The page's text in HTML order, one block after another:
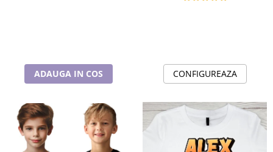
ADAUGA IN COS CONFIGUREAZA